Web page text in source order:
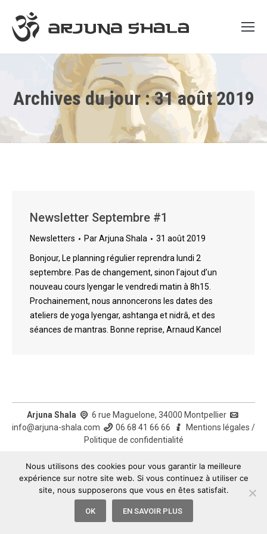
Archives du jour :31 août 2019
Newsletter Septembre #1
Newsletters ParArjuna Shala 31 août 2019
Bonjour, Le planning régulier reprendra lundi 2
septembre. Pas de changement, sinon l’ajout d’un
nouveau cours Iyengar le vendredi matin à 8h15.
Prochainement, nous annoncerons les dates des
ateliers de yoga Iyengar, ashtanga et nidrâ, et des
séances de mantras. Bonne reprise, Arnaud Kancel
Arjuna Shala
6 rue Maguelone, 34000 Montpellier
info@arjuna-shala.com
06 68 41 66 66 Mentions légales /
Politique de confidentialité
Nous utilisons des cookies pour vous garantir la meilleure
expérience sur notre site web. Si vous continuez à utiliser ce
site, nous supposerons que vous en êtes satisfait.
OK EN SAVOIR PLUS